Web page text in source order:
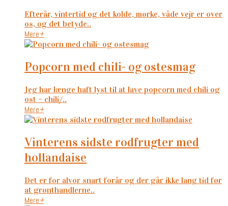
Efterår, vintertid og det kolde, mørke, våde vejr er over
os, og det betyde..
Mere+
popcorn med chili- og ostesmag
Jeg har længe haft lyst til at lave popcorn med chili og
ost – chili/..
Mere+
vinterens sidste rodfrugter med
hollandaise
Det er for alvor snart forår og der går ikke lang tid før
at grønthandlerne..
Mere+